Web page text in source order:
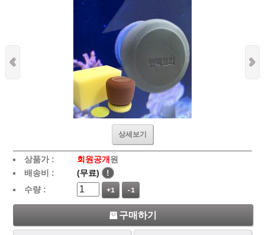
상세보기
상품가 : 회원공개 원
배송비 :
(무료)
!
수량 :
+1 -1
구매하기